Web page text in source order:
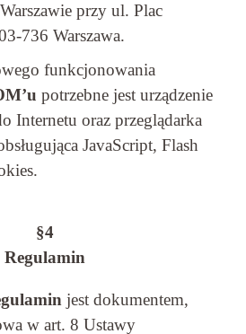
przy ul. Plac
736 Warszawa.
funkcjonowania
potrzebne jest urządzenie
Internetu oraz przeglądarka
JavaScript, Flash
§4
Regulamin
jest dokumentem,
w art. 8 Ustawy